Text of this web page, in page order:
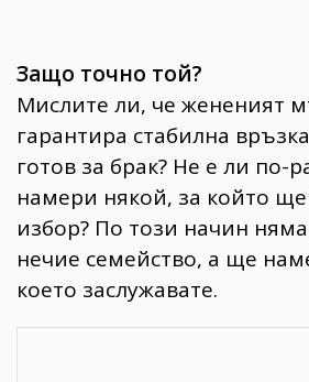
Защо точно той?
Мислите ли, че жененият
гарантира стабилна
готов за брак? Не е ли по-
намери някой, за който
избор? По този начин
нечие семейство, а ще
което заслужавате.